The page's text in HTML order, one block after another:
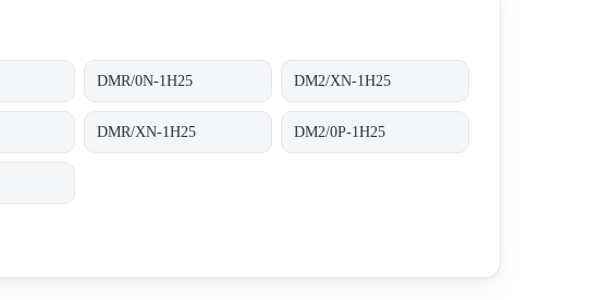
DMR/0N-1H25 DM2/XN-1H25
DMR/XN-1H25 DM2/0P-1H25